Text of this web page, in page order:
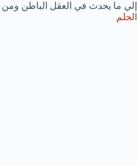
إلي ما يحدث في العقل الباطن ومن
الحلم